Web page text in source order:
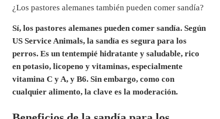
¿Los pastores alemanes también pueden comer sandía?
Sí, los pastores alemanes pueden comer sandía. Según
US Service Animals, la sandía es segura para los
perros. Es un tentempié hidratante y saludable, rico
en potasio, licopeno y vitaminas, especialmente
vitamina C y A, y B6. Sin embargo, como con
cualquier alimento, la clave es la moderación.